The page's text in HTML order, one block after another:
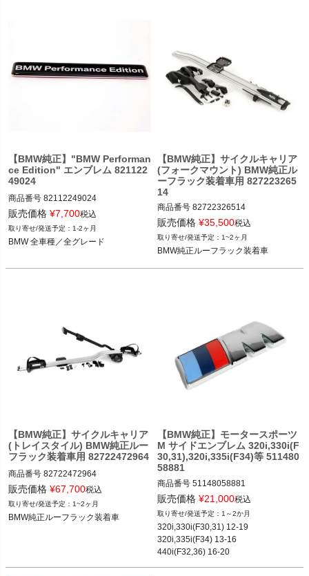
【BMW純正】"BMW Performan
ce Edition" エンブレム 821122
49024
商品番号 82112249024
82112249024
BMW 全車種／全グレード
販売価格 ¥7,700税込
1-2ヶ月
BMW 全車種／全グレード
【BMW純正】サイクルキャリア
(フォークマウント) BMW純正ル
ーフラック装着車用 827223265
14
商品番号 82722326514
82722326514
BMW 2シリーズ(F22,F87)
BMW 3シリーズ(E90,E91,E92,F30,F3
1,F34,F80,G20)
BMW X1シリーズ(E84,F48)
BMW X2シリーズ(F39)
BMW X3シリーズ(F25,G01)
BMW X4シリーズ(F26,G02)
BMW X5シリーズ(F15,F85,G05)
BMW X6シリーズ(F16,F86)
販売価格 ¥35,500税込
1~2ヶ月
BMW純正ルーフラック装着車
【BMW純正】サイクルキャリア
(トレイスタイル) BMW純正ルー
フラック装着車用 82722472964
商品番号 82722472964
82722472964
BMW 2シリーズ(F22,F87)
BMW 3シリーズ(E90,E91,E92,F30,F3
販売価格 ¥67,700税込
1~2ヶ月
BMW純正ルーフラック装着車
【BMW純正】モータースポーツ
M サイドエンブレム 320i,330i(F
30,31),320i,335i(F34)等 511480
58881
商品番号 51148058881
51148058881
販売価格 ¥21,000税込
1～2か月
320i,330i(F30,31) 12-19
320i,335i(F34) 13-16
440i(F32,36) 16-20